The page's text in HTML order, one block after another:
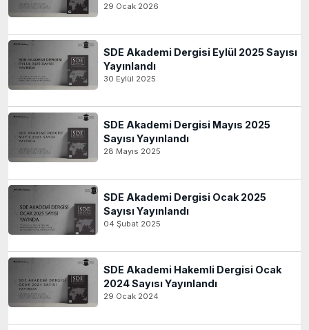
29 Ocak 2026
SDE Akademi Dergisi Eylül 2025 Sayısı
Yayınlandı
30 Eylül 2025
SDE Akademi Dergisi Mayıs 2025
Sayısı Yayınlandı
28 Mayıs 2025
SDE Akademi Dergisi Ocak 2025
Sayısı Yayınlandı
04 Şubat 2025
SDE Akademi Hakemli Dergisi Ocak
2024 Sayısı Yayınlandı
29 Ocak 2024